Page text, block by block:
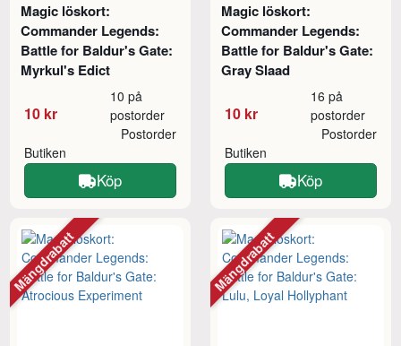
Magic löskort:
Commander Legends:
Battle for Baldur's Gate:
Myrkul's Edict
10 kr
10 på
postorder
Butiken
Postorder
Köp
Magic löskort:
Commander Legends:
Battle for Baldur's Gate:
Gray Slaad
10 kr
16 på
postorder
Butiken
Postorder
Köp
Mängdrabatt Mängdrabatt